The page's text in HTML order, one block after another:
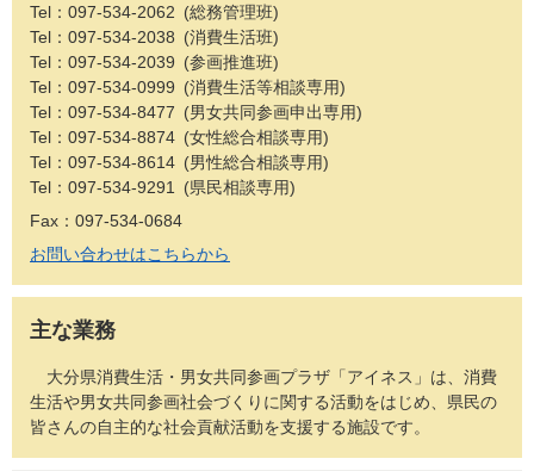
Tel：097-534-2062
総務管理班
Tel：097-534-2038
消費生活班
Tel：097-534-2039
参画推進班
Tel：097-534-0999
消費生活等相談専用
Tel：097-534-8477
男女共同参画申出専用
Tel：097-534-8874
女性総合相談専用
Tel：097-534-8614
男性総合相談専用
Tel：097-534-9291
県民相談専用
Fax：097-534-0684
お問い合わせはこちらから
主な業務
大分県消費生活・男女共同参画プラザ「アイネス」は、消費
生活や男女共同参画社会づくりに関する活動をはじめ、県民の
皆さんの自主的な社会貢献活動を支援する施設です。